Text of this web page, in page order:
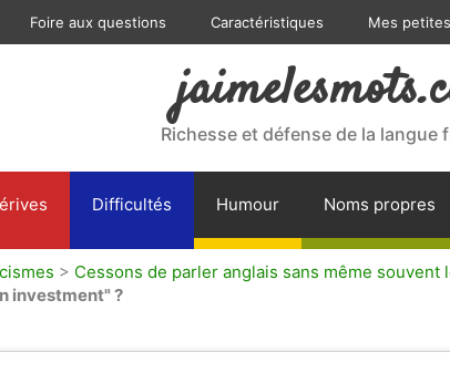
Foire aux questions Caractéristiques Mes
Richesse et défense de la langue
Difficultés Humour Noms propres
> Cessons de parler anglais sans même
investment" ?